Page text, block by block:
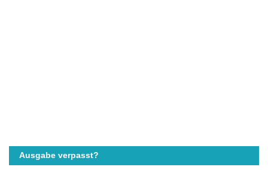
Ausgabe verpasst?